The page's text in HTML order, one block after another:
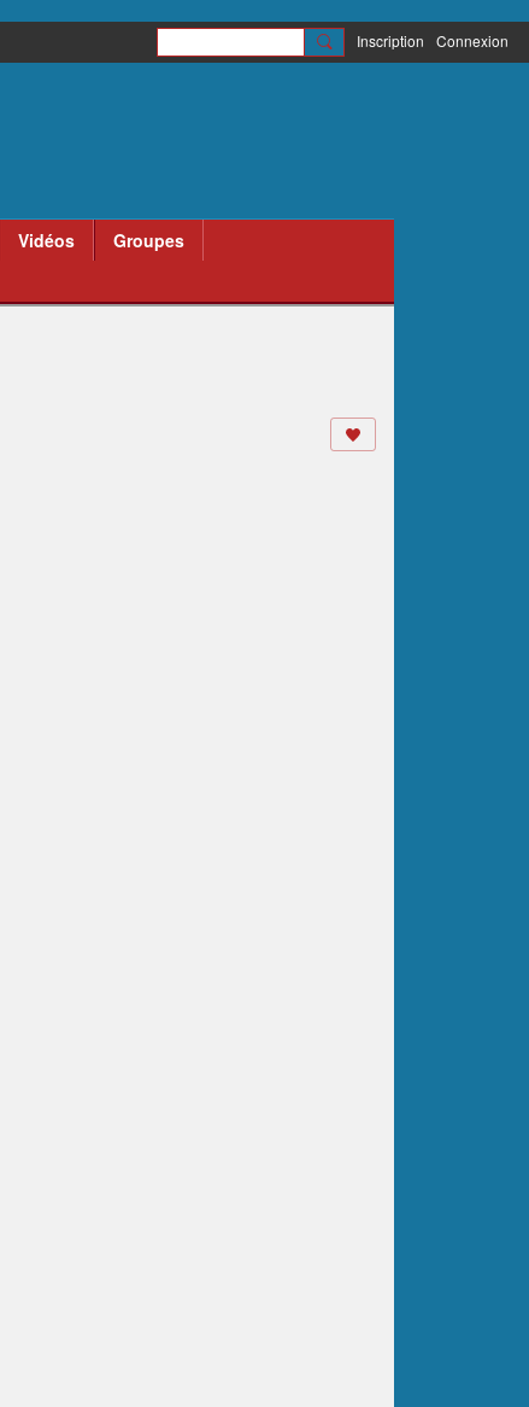
Inscription Connexion
Vidéos
Groupes